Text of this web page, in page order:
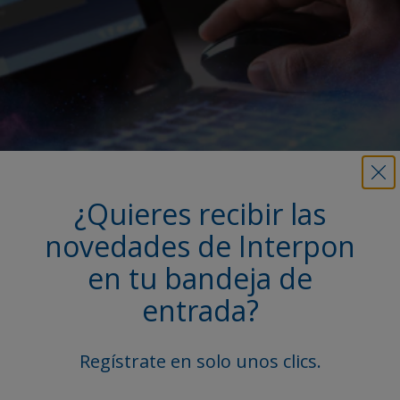
Más información sobre este
producto
Accede a nuestra amplia biblioteca, con fichas
técnicas de productos, catálogos y otros documentos
¿Quieres recibir las
novedades de Interpon
en tu bandeja de
entrada?
Regístrate en solo unos clics.